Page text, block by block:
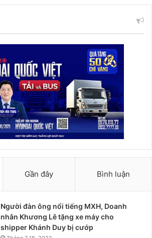
Gần đây Bình luận
Người đàn ông nổi tiếng MXH, Doanh
nhân Khương Lê tặng xe máy cho
shipper Khánh Duy bị cướp